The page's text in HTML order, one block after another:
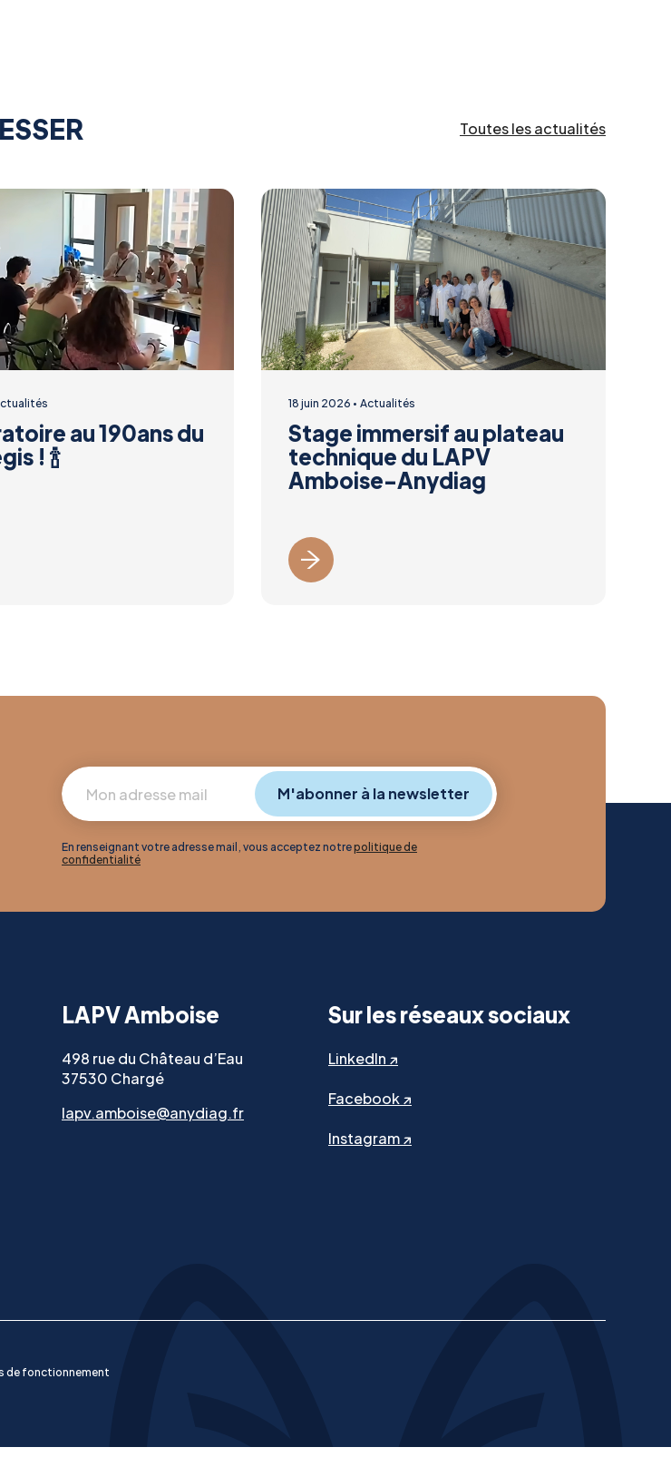
Toutes les actualités
au 190ans du
! 🍾
18 juin 2026 Actualités
Stage immersif au plateau
technique du LAPV
Amboise-Anydiag
En renseignant votre adresse mail, vous acceptez notrepolitique de
confidentialité
LAPV Amboise
498 rue du Château d’Eau
37530 Chargé
lapv.amboise@anydiag.fr
Sur les réseaux sociaux
LinkedIn ↗
Facebook ↗
Instagram ↗
de fonctionnement